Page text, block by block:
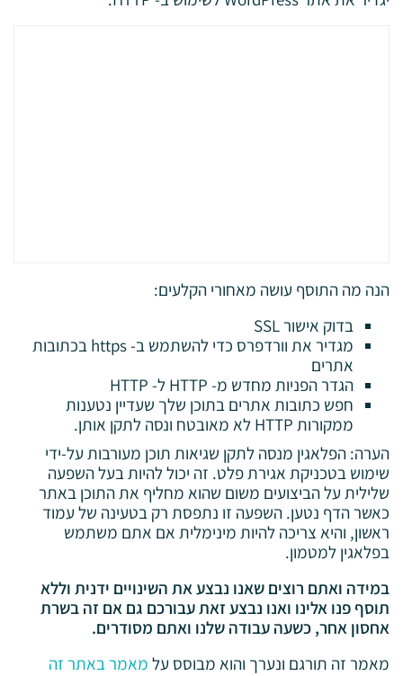
הנה מה התוסף עושה מאחורי הקלעים:
בדוק אישור SSL
מגדיר את וורדפרס כדי להשתמש ב- https בכתובות
אתרים
הגדר הפניות מחדש מ- HTTP ל- HTTP
חפש כתובות אתרים בתוכן שלך שעדיין נטענות
ממקורות HTTP לא מאובטח ונסה לתקן אותן.
הערה: הפלאגין מנסה לתקן שגיאות תוכן מעורבות על-ידי
שימוש בטכניקת אגירת פלט. זה יכול להיות בעל השפעה
שלילית על הביצועים משום שהוא מחליף את התוכן באתר
כאשר הדף נטען. השפעה זו נתפסת רק בטעינה של עמוד
ראשון, והיא צריכה להיות מינימלית אם אתם משתמש
בפלאגין למטמון.
במידה ואתם רוצים שאנו נבצע את השינויים ידנית וללא
תוסף פנו אלינו ואנו נבצע זאת עבורכם גם אם זה בשרת
אחסון אחר, כשעה עבודה שלנו ואתם מסודרים.
מאמר זה תורגם ונערך והוא מבוסס עלמאמר באתר זה